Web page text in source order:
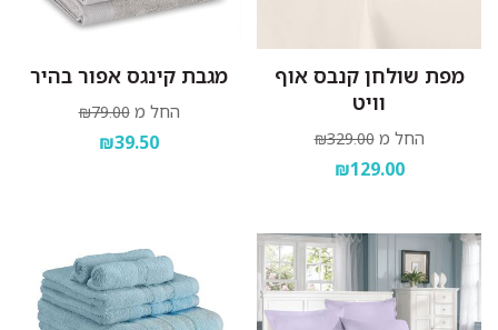
מפת שולחן קנבס אוף
וויט
החל מ ₪329.00
₪129.00
מגבת קינגס אפור בהיר
החל מ ₪79.00
₪39.50